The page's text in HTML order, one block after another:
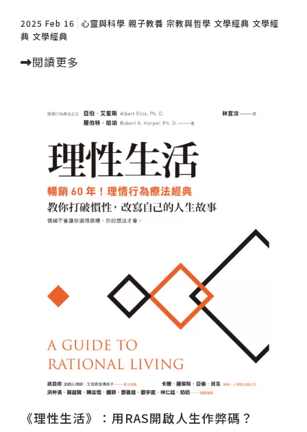
2025 Feb 16 心靈與科學 親子教養 宗教與哲學 文學經典 文學經
典 文學經典
閱讀更多
《理性生活》：用RAS開啟人生作弊碼？